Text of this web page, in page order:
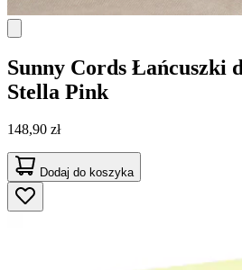
Sunny Cords Łańcuszki
Stella Pink
148,90 zł
Dodaj do koszyka